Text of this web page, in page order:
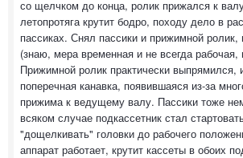
со щелчком до конца, ролик прижался к
летопротяга крутит бодро, походу дело в
пассиках. Снял пассики и прижимной ролик,
(знаю, мера временная и не всегда рабочая,
Прижимной ролик практически выпрямился,
поперечная канавка, появившаяся из-за
прижима к ведущему валу. Пассики тоже
всяком случае подкассетник стал
"дощелкивать" головки до рабочего
аппарат работает, крутит кассеты в обоих